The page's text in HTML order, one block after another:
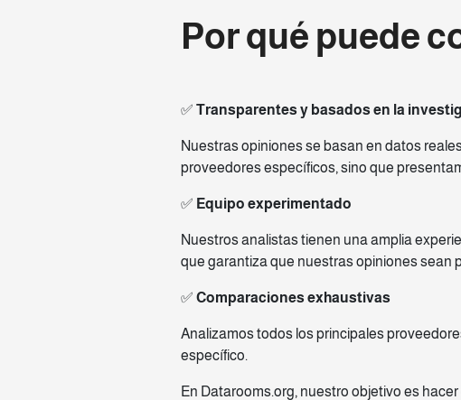
Por qué puede
✅ Transparentes y basados en la
Nuestras opiniones se basan en datos
proveedores específicos, sino que
✅ Equipo experimentado
Nuestros analistas tienen una amplia
que garantiza que nuestras opiniones sean
✅ Comparaciones exhaustivas
Analizamos todos los principales
específico.
En Datarooms.org, nuestro objetivo es